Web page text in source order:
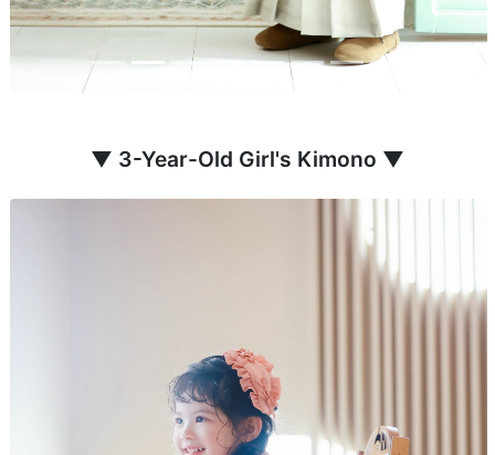
▼ 3-Year-Old Girl's Kimono ▼